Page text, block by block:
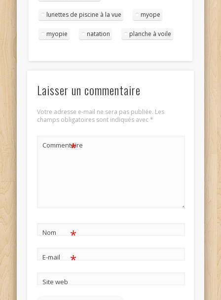
lunettes de piscine à la vue myope
myopie natation planche à voile
Laisser un commentaire
Votre adresse e-mail ne sera pas publiée. Les
champs obligatoires sont indiqués avec*
Commentaire
*
Nom *
E-mail *
Site web